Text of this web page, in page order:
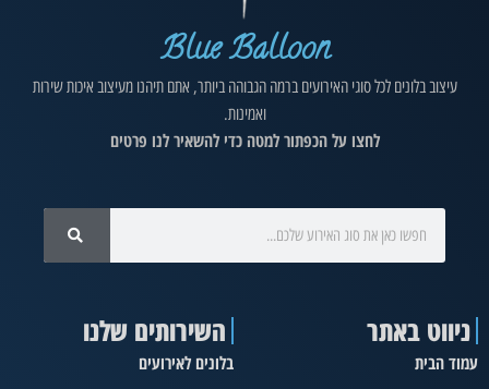
Blue Balloon
עיצוב בלונים לכל סוגי האירועים ברמה הגבוהה ביותר, אתם תיהנו מעיצוב איכות שירות
ואמינות.
לחצו על הכפתור למטה כדי להשאיר לנו פרטים
ניווט באתר
עמוד הבית
השירותים שלנו
בלונים לאירועים